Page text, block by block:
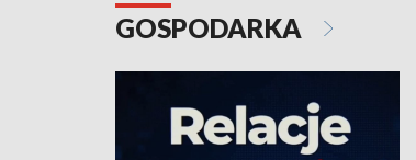
GOSPODARKA